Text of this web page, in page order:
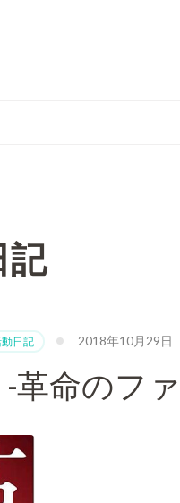
日記 2018年10月29日
命のフ